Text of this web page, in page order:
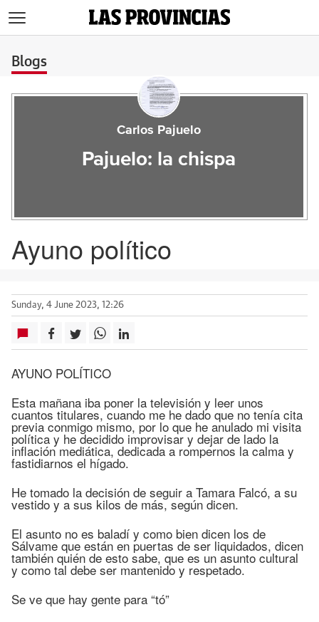
Blogs
Carlos Pajuelo
Pajuelo: la chispa
Ayuno político
Sunday, 4 June 2023, 12:26
AYUNO POLÍTICO
Esta mañana iba poner la televisión y leer unos
cuantos titulares, cuando me he dado que no tenía cita
previa conmigo mismo, por lo que he anulado mi visita
política y he decidido improvisar y dejar de lado la
inflación mediática, dedicada a rompernos la calma y
fastidiarnos el hígado.
He tomado la decisión de seguir a Tamara Falcó, a su
vestido y a sus kilos de más, según dicen.
El asunto no es baladí y como bien dicen los de
Sálvame que están en puertas de ser liquidados, dicen
también quién de esto sabe, que es un asunto cultural
y como tal debe ser mantenido y respetado.
Se ve que hay gente para “tó”